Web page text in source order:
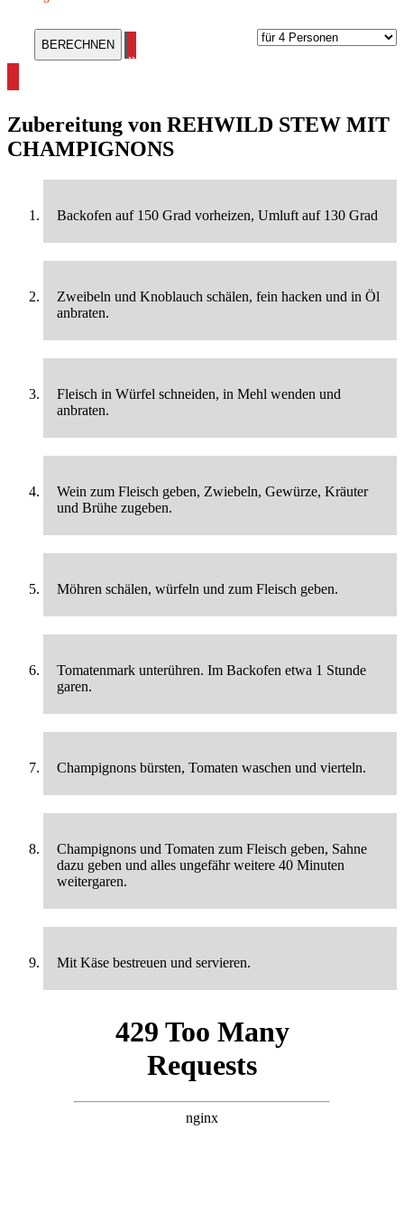
alle Reh Rezepte ansehen
Zubereitung von REHWILD STEW MIT
CHAMPIGNONS
Backofen auf 150 Grad vorheizen, Umluft auf 130 Grad
Zweibeln und Knoblauch schälen, fein hacken und in Öl
anbraten.
Fleisch in Würfel schneiden, in Mehl wenden und
anbraten.
Wein zum Fleisch geben, Zwiebeln, Gewürze, Kräuter
und Brühe zugeben.
Möhren schälen, würfeln und zum Fleisch geben.
Tomatenmark unterühren. Im Backofen etwa 1 Stunde
garen.
Champignons bürsten, Tomaten waschen und vierteln.
Champignons und Tomaten zum Fleisch geben, Sahne
dazu geben und alles ungefähr weitere 40 Minuten
weitergaren.
Mit Käse bestreuen und servieren.